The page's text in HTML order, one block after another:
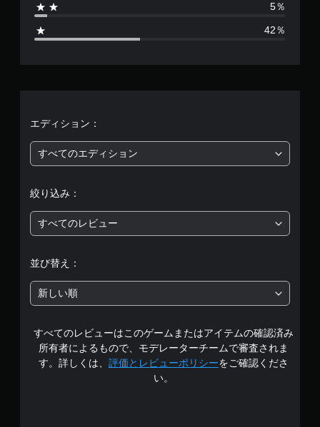
4
評
は
5
階
中
の
2
5％
42％
エディション：
すべてのエディション
絞り込み：
すべてのレビュー
並び替え：
新しい順
すべてのレビューはこのゲームまたはアイテムの確認済み
所有者によるもので、モデレーターチームで審査されま
す。詳しくは、 評価とレビューポリシーをご確認くださ
い。